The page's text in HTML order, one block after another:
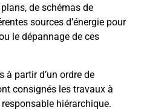
de schémas de
sources d’énergie pour
le dépannage de ces
à partir d’un ordre de
consignés les travaux à
hiérarchique.